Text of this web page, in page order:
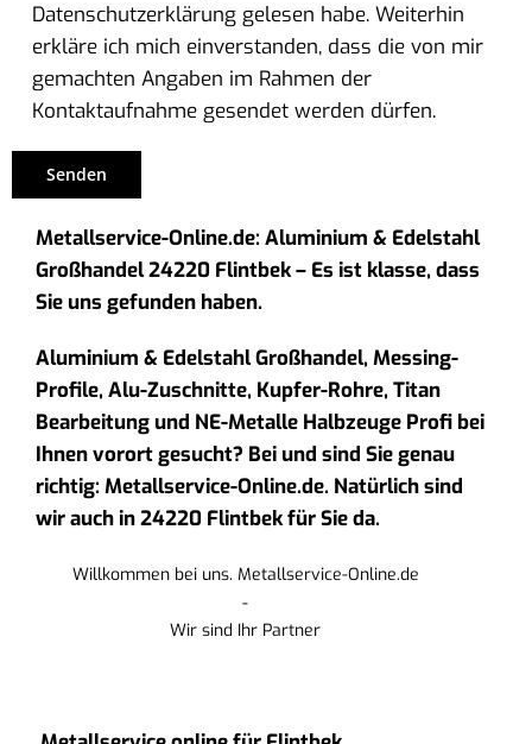
Datenschutzerklärung gelesen habe. Weiterhin
erkläre ich mich einverstanden, dass die von mir
gemachten Angaben im Rahmen der
Kontaktaufnahme gesendet werden dürfen.
Metallservice-Online.de: Aluminium & Edelstahl
Großhandel 24220 Flintbek – Es ist klasse, dass
Sie uns gefunden haben.
Aluminium & Edelstahl Großhandel, Messing-
Profile, Alu-Zuschnitte, Kupfer-Rohre, Titan
Bearbeitung und NE-Metalle Halbzeuge Profi bei
Ihnen vorort gesucht? Bei und sind Sie genau
richtig: Metallservice-Online.de. Natürlich sind
wir auch in 24220 Flintbek für Sie da.
Willkommen bei uns. Metallservice-Online.de
-
Wir sind Ihr Partner